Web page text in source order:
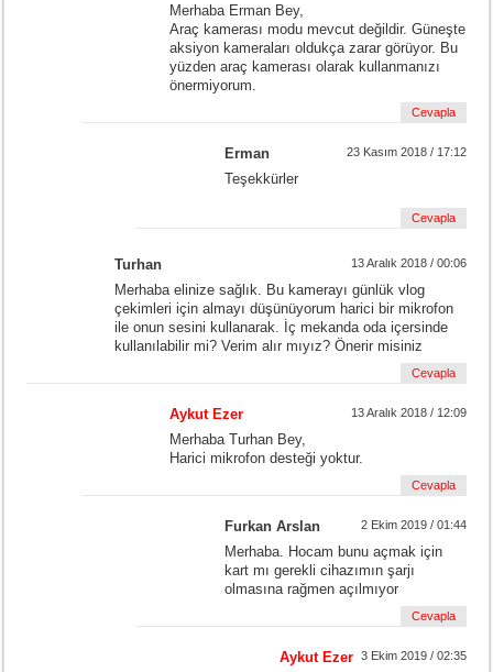
Merhaba Erman Bey,
Araç kamerası modu mevcut değildir. Güneşte
aksiyon kameraları oldukça zarar görüyor. Bu
yüzden araç kamerası olarak kullanmanızı
önermiyorum.
Cevapla
Erman 23 Kasım 2018 / 17:12
Teşekkürler
Cevapla
Turhan 13 Aralık 2018 / 00:06
Merhaba elinize sağlık. Bu kamerayı günlük vlog
çekimleri için almayı düşünüyorum harici bir mikrofon
ile onun sesini kullanarak. İç mekanda oda içersinde
kullanılabilir mi? Verim alır mıyız? Önerir misiniz
Cevapla
Aykut Ezer 13 Aralık 2018 / 12:09
Merhaba Turhan Bey,
Harici mikrofon desteği yoktur.
Cevapla
Furkan Arslan 2 Ekim 2019 / 01:44
Merhaba. Hocam bunu açmak için
kart mı gerekli cihazımın şarjı
olmasına rağmen açılmıyor
Cevapla
Aykut Ezer 3 Ekim 2019 / 02:35